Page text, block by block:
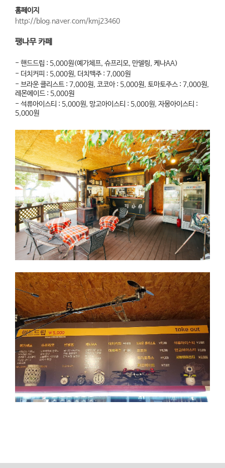
홈페이지
http://blog.naver.com/kmj23460
팽나무 카페
- 핸드드립 : 5,000원(예가체프, 슈프리모, 만델링, 케나AA)
- 더치커피 : 5,000원, 더치맥주 : 7,000원
- 브라운 클리스트 : 7,000원, 코코아 : 5,000원, 토마토주스 : 7,000원,
레몬에이드 : 5,000원
- 석류아이스티 : 5,000원, 망고아이스티 : 5,000원, 자몽아이스티 :
5,000원